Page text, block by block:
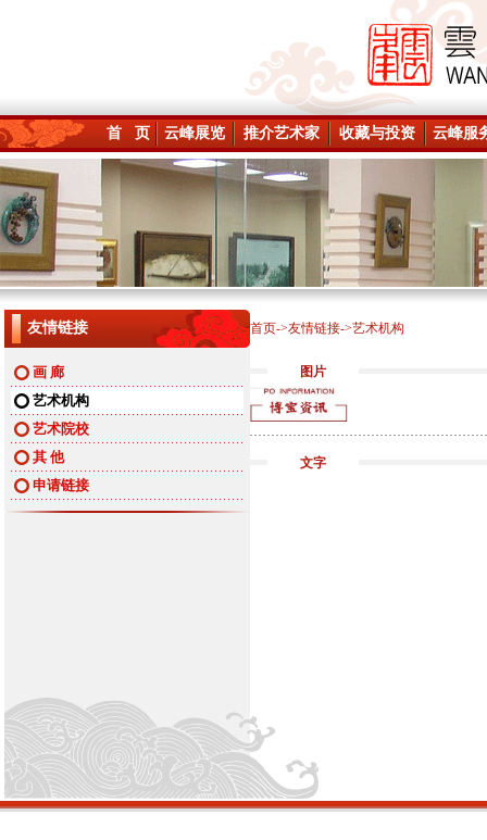
首 页 云峰展览 推介艺术家 收藏与投资 云峰服
友情链接
画 廊
艺术机构
艺术院校
其 他
申请链接
首页->友情链接->艺术机构
图片
文字